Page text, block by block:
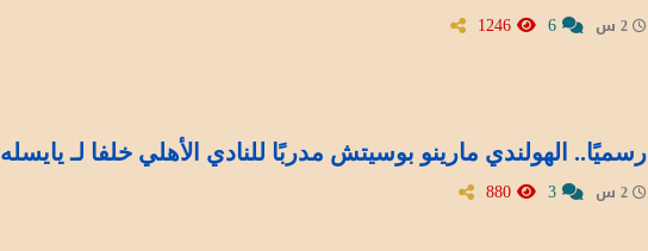
رسميًا.. الهولندي مارينو بوسيتش مدربًا للنادي الأهلي خلفا لـ يايسله